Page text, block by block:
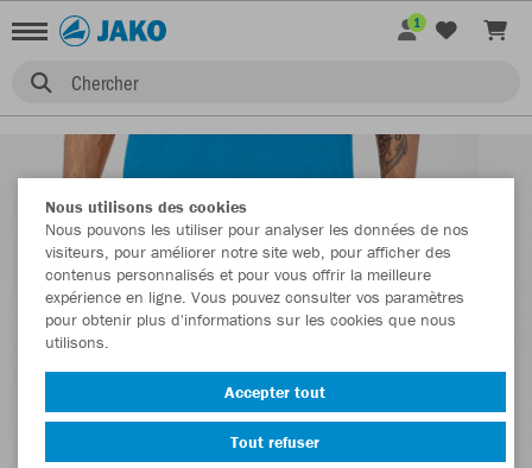
Chercher
1
Nous utilisons des cookies
Nous pouvons les utiliser pour analyser les données de nos
visiteurs, pour améliorer notre site web, pour afficher des
contenus personnalisés et pour vous offrir la meilleure
expérience en ligne. Vous pouvez consulter vos paramètres
pour obtenir plus d'informations sur les cookies que nous
utilisons.
Accepter tout
Tout refuser